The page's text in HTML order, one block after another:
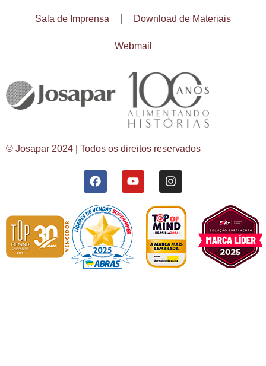
Sala de Imprensa Download de Materiais
Webmail
© Josapar 2024 | Todos os direitos reservados